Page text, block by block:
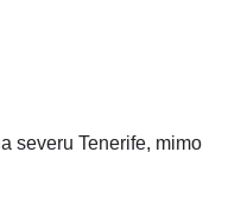
severu Tenerife, mimo